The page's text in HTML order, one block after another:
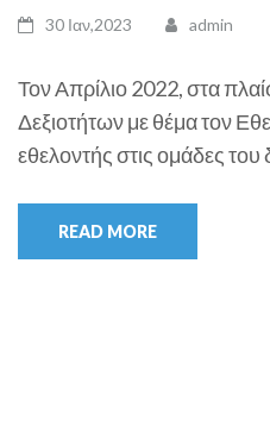
30 Ιαν,2023 admin
Τον Απρίλιο 2022, στα
Δεξιοτήτων με θέμα τον
εθελοντής στις ομάδες
READ MORE